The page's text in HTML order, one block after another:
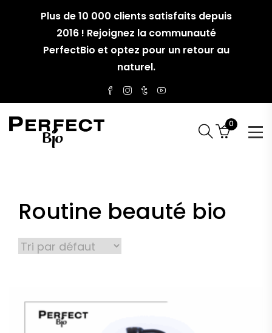
Plus de 10 000 clients satisfaits depuis
2016 ! Rejoignez la communauté
PerfectBio et optez pour un retour au
naturel.
0
Routine beauté bio